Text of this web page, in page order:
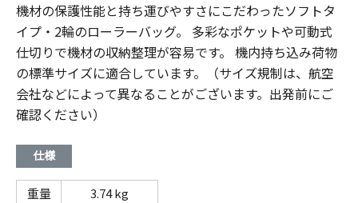
機材の保護性能と持ち運びやすさにこだわったソフトタ
イプ・2輪のローラーバッグ。 多彩なポケットや可動式
仕切りで機材の収納整理が容易です。 機内持ち込み荷物
の標準サイズに適合しています。（サイズ規制は、航空
会社などによって異なることがございます。出発前にご
確認ください）
仕様
重量
3.74 kg